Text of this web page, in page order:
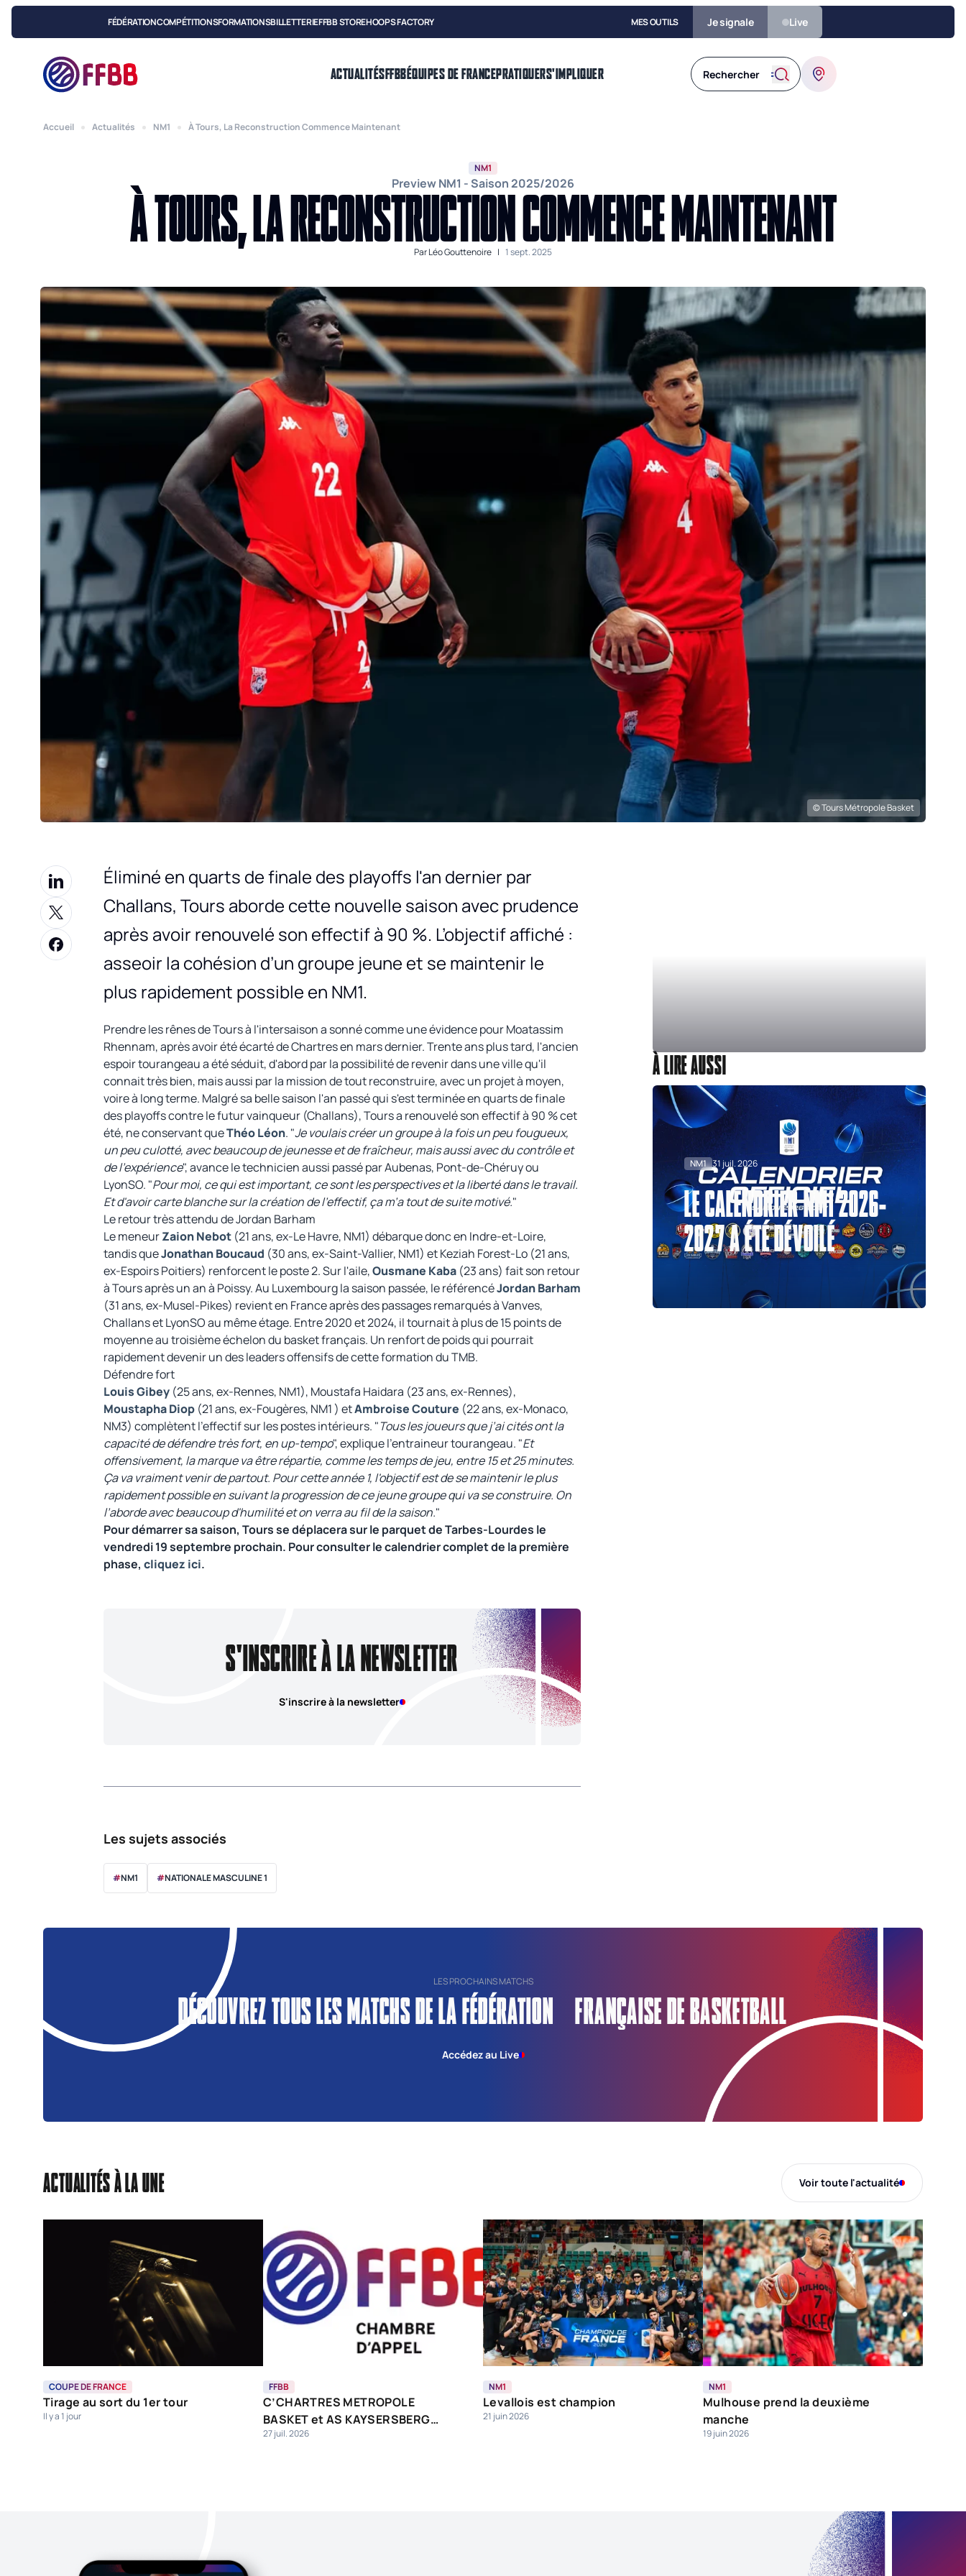
FÉDÉRATIONCOMPÉTITIONSFORMATIONSBILLETTERIEFFBB STOREHOOPS FACTORY MES OUTILS Je signale Live
ACTUALITÉSFFBBÉQUIPES DE FRANCEPRATIQUERS'IMPLIQUER
Accueil Actualités NM1 À Tours, La Reconstruction Commence Maintenant
NM1
Preview NM1 - Saison 2025/2026
À TOURS, LA RECONSTRUCTION COMMENCE MAINTENANT
ParLéo Gouttenoire | 1 sept. 2025
© Tours Métropole Basket
Éliminé en quarts de finale des playoffs l'an dernier par
Challans, Tours aborde cette nouvelle saison avec prudence
après avoir renouvelé son effectif à 90 %. L’objectif affiché :
asseoir la cohésion d’un groupe jeune et se maintenir le
plus rapidement possible en NM1.
Prendre les rênes de Tours à l'intersaison a sonné comme une évidence pour Moatassim
Rhennam, après avoir été écarté de Chartres en mars dernier. Trente ans plus tard, l'ancien
espoir tourangeau a été séduit, d'abord par la possibilité de revenir dans une ville qu'il
connait très bien, mais aussi par la mission de tout reconstruire, avec un projet à moyen,
voire à long terme. Malgré sa belle saison l'an passé qui s'est terminée en quarts de finale
des playoffs contre le futur vainqueur (Challans), Tours a renouvelé son effectif à 90 % cet
été, ne conservant queThéo Léon. "Je voulais créer un groupe à la fois un peu fougueux,
un peu culotté, avec beaucoup de jeunesse et de fraîcheur, mais aussi avec du contrôle et
de l’expérience", avance le technicien aussi passé par Aubenas, Pont-de-Chéruy ou
LyonSO. "Pour moi, ce qui est important, ce sont les perspectives et la liberté dans le travail.
Et d'avoir carte blanche sur la création de l'effectif, ça m’a tout de suite motivé."
Le retour très attendu de Jordan Barham
Le meneurZaion Nebot (21 ans, ex-Le Havre, NM1) débarque donc en Indre-et-Loire,
tandis queJonathan Boucaud (30 ans, ex-Saint-Vallier, NM1) et Keziah Forest-Lo (21 ans,
ex-Espoirs Poitiers) renforcent le poste 2. Sur l'aile,Ousmane Kaba (23 ans) fait son retour
à Tours après un an à Poissy. Au Luxembourg la saison passée, le référencéJordan Barham
(31 ans, ex-Musel-Pikes) revient en France après des passages remarqués à Vanves,
Challans et LyonSO au même étage. Entre 2020 et 2024, il tournait à plus de 15 points de
moyenne au troisième échelon du basket français. Un renfort de poids qui pourrait
rapidement devenir un des leaders offensifs de cette formation du TMB.
Défendre fort
Louis Gibey (25 ans, ex-Rennes, NM1), Moustafa Haidara (23 ans, ex-Rennes),
Moustapha Diop (21 ans, ex-Fougères, NM1 ) etAmbroise Couture (22 ans, ex-Monaco,
NM3) complètent l'effectif sur les postes intérieurs. "Tous les joueurs que j’ai cités ont la
capacité de défendre très fort, en up-tempo", explique l'entraineur tourangeau. "Et
offensivement, la marque va être répartie, comme les temps de jeu, entre 15 et 25 minutes.
Ça va vraiment venir de partout. Pour cette année 1, l'objectif est de se maintenir le plus
rapidement possible en suivant la progression de ce jeune groupe qui va se construire. On
l’aborde avec beaucoup d'humilité et on verra au fil de la saison."
Pour démarrer sa saison, Tours se déplacera sur le parquet de Tarbes-Lourdes le
vendredi 19 septembre prochain. Pour consulter le calendrier complet de la première
phase, cliquez ici.
S'INSCRIRE À LA NEWSLETTER
S'inscrire à la newsletter
Les sujets associés
#NM1 #NATIONALE MASCULINE 1
À LIRE AUSSI
NM1 31 juil. 2026
LE CALENDRIER NM1 2026-
2027 A ÉTÉ DÉVOILÉ
LES PROCHAINS MATCHS
DÉCOUVREZ TOUS LES MATCHS DE LA FÉDÉRATION FRANÇAISE DE BASKETBALL
Accédez au Live
ACTUALITÉS À LA UNE Voir toute l'actualité
COUPE DE FRANCE
Tirage au sort du 1er tour
Il y a 1 jour
FFBB
C’CHARTRES METROPOLE
BASKET et AS KAYSERSBERG
AMMERSCHWIHR BCA les
27 juil. 2026
NM1
Levallois est champion
21 juin 2026
NM1
Mulhouse prend la deuxième
manche
19 juin 2026